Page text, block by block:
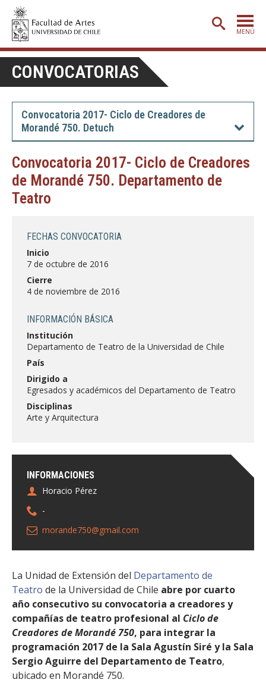
MENÚ
PORTADA
ADMISIÓN
ETAPA BÁSICA
CARRERAS
POSTGRADO
EXTENSIÓN
Académicas/os
CONVOCATORIAS
Convocatoria 2017- Ciclo de Creadores de
Morandé 750. Detuch
Convocatoria 2017- Ciclo de Creadores
de Morandé 750. Departamento de
Teatro
INFORMACIONES
Horacio Pérez
-
morande750@gmail.com
FECHAS CONVOCATORIA
Inicio
7 de octubre de 2016
Cierre
4 de noviembre de 2016
INFORMACIÓN BÁSICA
Institución
Departamento de Teatro de la Universidad de Chile
País
Dirigido a
Egresados y académicos del Departamento de Teatro
Disciplinas
Arte y Arquitectura
La Unidad de Extensión del Departamento de
Teatro de la Universidad de Chile abre por cuarto
año consecutivo su convocatoria a creadores y
compañías de teatro profesional al Ciclo de
Creadores de Morandé 750, para integrar la
programación 2017 de la Sala Agustín Siré y la Sala
Sergio Aguirre del Departamento de Teatro,
ubicado en Morandé 750.